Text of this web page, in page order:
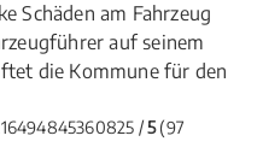
Schäden am Fahrzeug
auf seinem
die Kommune für den
/5(97